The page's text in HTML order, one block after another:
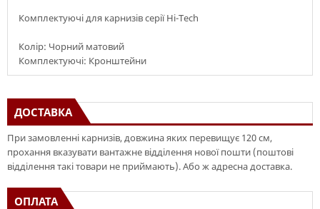
Комплектуючі для карнизів серії Hi-Tech
Колір: Чорний матовий
Комплектуючі: Кронштейни
ДОСТАВКА
При замовленні карнизів, довжина яких перевищує 120 см,
прохання вказувати вантажне відділення нової пошти (поштові
відділення такі товари не приймають). Або ж адресна доставка.
ОПЛАТА